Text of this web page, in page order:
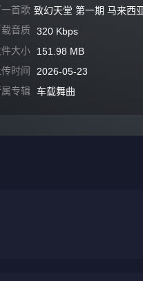
一首歌
载音质 320 Kbps
大小
151.98 MB
传时间
2026-05-23
属专辑 车载舞曲